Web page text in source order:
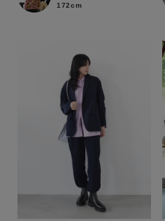
172cm